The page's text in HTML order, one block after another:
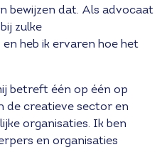
bewijzen dat. Als advocaat
zulke
heb ik ervaren hoe het
betreft één op één op
de creatieve sector en
organisaties. Ik ben
en organisaties